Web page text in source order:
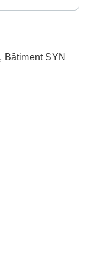
Bâtiment SYN